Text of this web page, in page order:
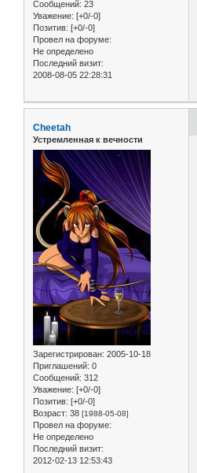
Сообщений: 23
Уважение: [+0/-0]
Позитив: [+0/-0]
Провел на форуме:
Не определено
Последний визит:
2008-08-05 22:28:31
Cheetah
Устремленная к вечности
Зарегистрирован: 2005-10-18
Приглашений: 0
Сообщений: 312
Уважение: [+0/-0]
Позитив: [+0/-0]
Возраст: 38 [1988-05-08]
Провел на форуме:
Не определено
Последний визит:
2012-02-13 12:53:43